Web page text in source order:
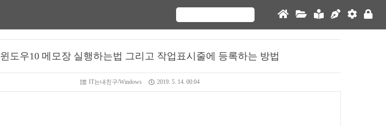
윈도우10 메모장 실행하는법 그리고 작업표시줄에 등록하는 방법
IT는내친구/Windows 2019. 5. 14. 00:04